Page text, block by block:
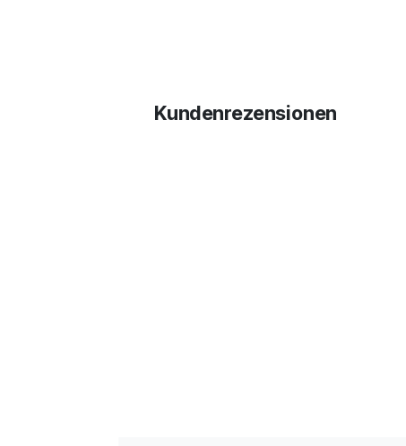
Kundenrezensionen